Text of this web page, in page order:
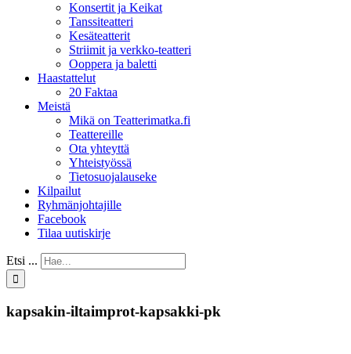
Konsertit ja Keikat
Tanssiteatteri
Kesäteatterit
Striimit ja verkko-teatteri
Ooppera ja baletti
Haastattelut
20 Faktaa
Meistä
Mikä on Teatterimatka.fi
Teattereille
Ota yhteyttä
Yhteistyössä
Tietosuojalauseke
Kilpailut
Ryhmänjohtajille
Facebook
Tilaa uutiskirje
Etsi ...
kapsakin-iltaimprot-kapsakki-pk